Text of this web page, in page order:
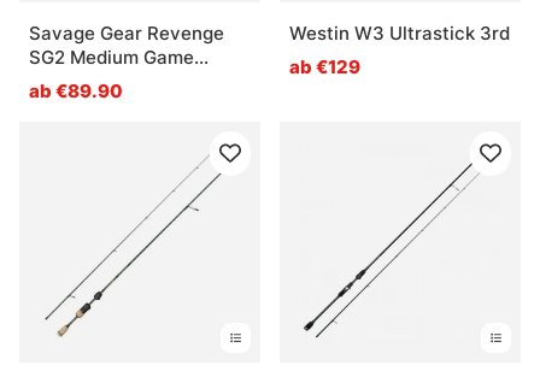
Savage Gear Revenge
SG2 Medium Game
Travel Spinning
ab €89.90
Westin W3 Ultrastick 3rd
ab €129